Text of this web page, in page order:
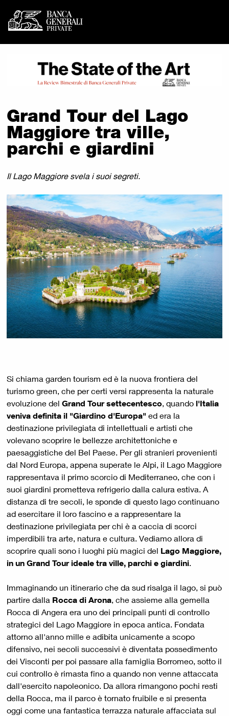
Banca Generali Private
Vai al contenuto principale
Grand Tour del Lago
Maggiore tra ville,
parchi e giardini
Il Lago Maggiore svela i suoi segreti.
Si chiama garden tourism ed è la nuova frontiera del
turismo green, che per certi versi rappresenta la naturale
evoluzione del Grand Tour settecentesco, quando l'Italia
veniva definita il "Giardino d'Europa" ed era la
destinazione privilegiata di intellettuali e artisti che
volevano scoprire le bellezze architettoniche e
paesaggistiche del Bel Paese. Per gli stranieri provenienti
dal Nord Europa, appena superate le Alpi, il Lago Maggiore
rappresentava il primo scorcio di Mediterraneo, che con i
suoi giardini prometteva refrigerio dalla calura estiva. A
distanza di tre secoli, le sponde di questo lago continuano
ad esercitare il loro fascino e a rappresentare la
destinazione privilegiata per chi è a caccia di scorci
imperdibili tra arte, natura e cultura. Vediamo allora di
scoprire quali sono i luoghi più magici del Lago Maggiore,
in un Grand Tour ideale tra ville, parchi e giardini.
Immaginando un itinerario che da sud risalga il lago, si può
partire dalla Rocca di Arona, che assieme alla gemella
Rocca di Angera era uno dei principali punti di controllo
strategici del Lago Maggiore in epoca antica. Fondata
attorno all'anno mille e adibita unicamente a scopo
difensivo, nei secoli successivi è diventata possedimento
dei Visconti per poi passare alla famiglia Borromeo, sotto il
cui controllo è rimasta fino a quando non venne attaccata
dall'esercito napoleonico. Da allora rimangono pochi resti
della Rocca, ma il parco è tornato fruibile e si presenta
oggi come una fantastica terrazza naturale affacciata sul